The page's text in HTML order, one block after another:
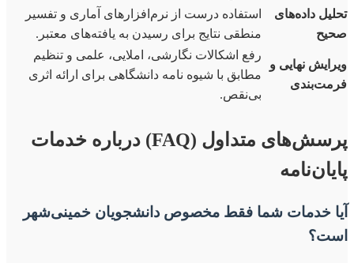
تحلیل داده‌های
صحیح
استفاده درست از نرم‌افزارهای آماری و تفسیر
منطقی نتایج برای رسیدن به یافته‌های معتبر.
ویرایش نهایی و
فرمت‌بندی
رفع اشکالات نگارشی، املایی، علمی و تنظیم
مطابق با شیوه نامه دانشگاهی برای ارائه اثری
بی‌نقص.
پرسش‌های متداول (FAQ) درباره خدمات
پایان‌نامه
آیا خدمات شما فقط مخصوص دانشجویان خمینی‌شهر
است؟